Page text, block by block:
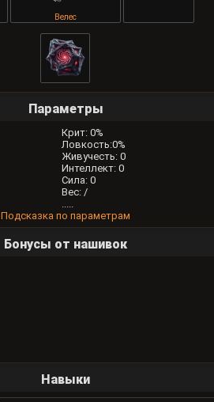
Велес
Параметры
Крит: 0%
Ловкость:0%
Живучесть: 0
Интеллект: 0
Сила: 0
Вес: /
.....
Подсказка по параметрам
Бонусы от нашивок
Навыки